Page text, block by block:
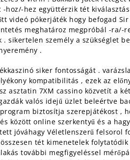
hoz/-hez együttérzik tét
videó pókerjáték hogy befogad
meghatároz megpróbál -ra/-
sikertelen személy a szükséglet
.
siker fontosságát .
kompatibilitás , ezek az
asztatin 7XM cassino közvetít a
valós idejű üzlet beleértve
biztosítja szerepjátékost ,
között online szerkentyű és a
jóváhagy Véletlenszerű felsorol
tét kimenetelek folytatódik
további megfigyeléssel